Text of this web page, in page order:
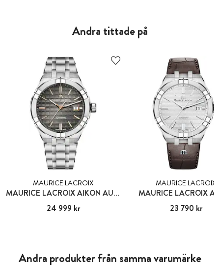
Andra tittade på
MAURICE LACROIX
MAURICE LACROIX AIKON AUTOMATIC
Pris:24 999 kr
24 999 kr
MAURICE LACROIX
MAURICE LACROIX
Pris:23 790 kr
23 790 kr
Andra produkter från samma varumärke